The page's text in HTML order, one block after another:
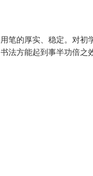
笔的厚实、稳定。对初
法方能起到事半功倍之